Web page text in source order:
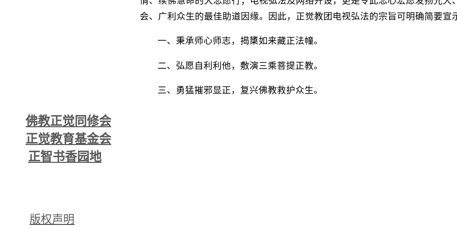
会、广利众生的最佳助道因缘。因此，正觉教团电视弘法的宗旨可明确简要宣
一、秉承师心师志，揭橥如来藏正法幢。
二、弘愿自利利他，敷演三乘菩提正教。
三、勇猛摧邪显正，复兴佛教救护众生。
佛教正觉同修会
正觉教育基金会
正智书香园地
版权声明